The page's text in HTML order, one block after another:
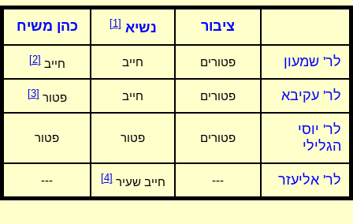
ציבור נשיא[1] כהן משיח
לר' שמעון פטורים חייב חייב[2]
לר' עקיבא פטורים חייב פטור[3]
לר' יוסי
הגלילי
פטורים פטור פטור
לר' אליעזר --- חייב שעיר[4]
---